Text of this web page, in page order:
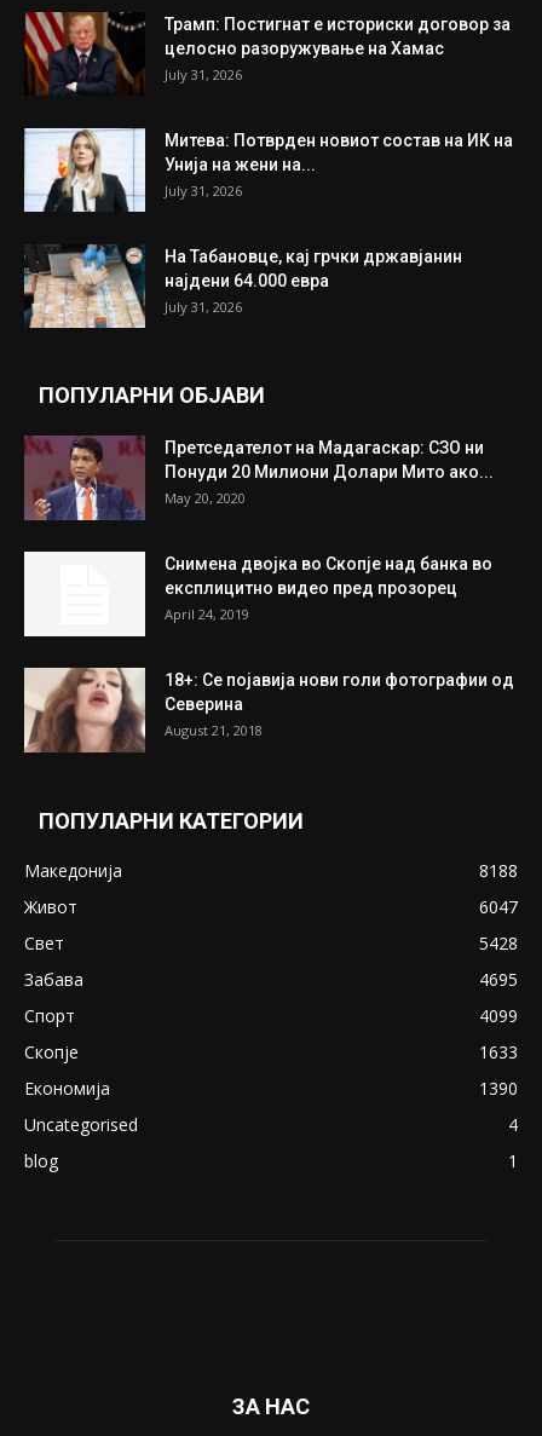
Трамп: Постигнат е историски договор за
целосно разоружување на Хамас
July 31, 2026
Митева: Потврден новиот состав на ИК на
Унија на жени на...
July 31, 2026
На Табановце, кај грчки државјанин
најдени 64.000 евра
July 31, 2026
ПОПУЛАРНИ ОБЈАВИ
Претседателот на Мадагаскар: СЗО ни
Понуди 20 Милиони Долари Мито ако...
May 20, 2020
Снимена двојка во Скопје над банка во
експлицитно видео пред прозорец
April 24, 2019
18+: Се појавија нови голи фотографии од
Северина
August 21, 2018
ПОПУЛАРНИ КАТЕГОРИИ
Македонија
8188
Живот
6047
Свет
5428
Забава
4695
Спорт
4099
Скопје
1633
Економија
1390
Uncategorised
4
blog
1
ЗА НАС